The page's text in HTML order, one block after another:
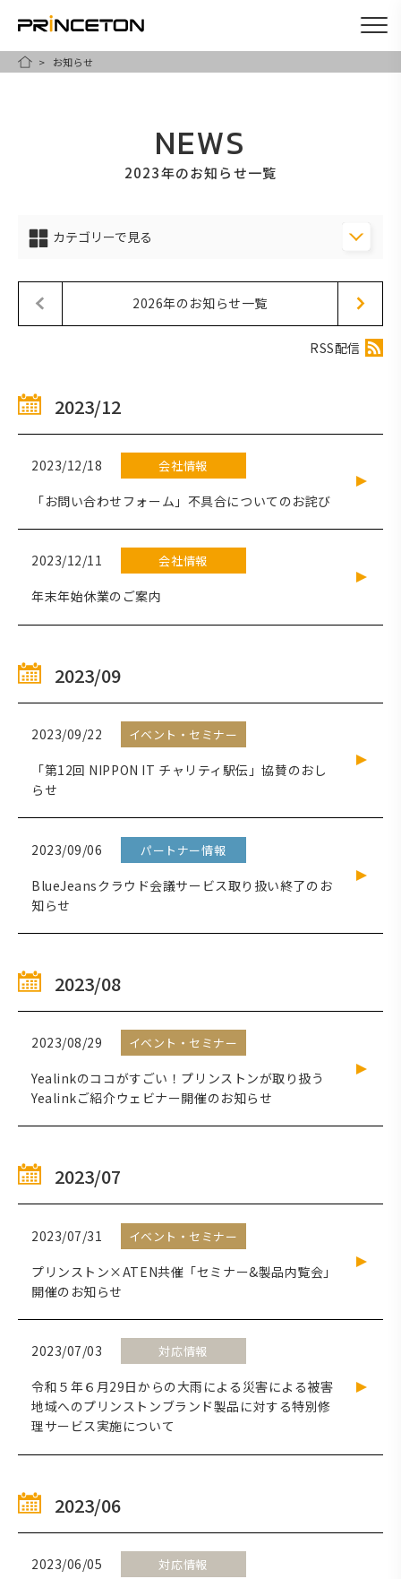
HOMEお知らせ
NEWS
2023年のお知らせ一覧
カテゴリーで見る
2026年のお知らせ一覧
RSS配信
2023/12
2023/12/18 会社情報
「お問い合わせフォーム」不具合についてのお詫び
2023/12/11 会社情報
年末年始休業のご案内
2023/09
2023/09/22 イベント・セミナー
「第12回 NIPPON IT チャリティ駅伝」協賛のおし
らせ
2023/09/06 パートナー情報
BlueJeansクラウド会議サービス取り扱い終了のお
知らせ
2023/08
2023/08/29 イベント・セミナー
Yealinkのココがすごい！プリンストンが取り扱う
Yealinkご紹介ウェビナー開催のお知らせ
2023/07
2023/07/31 イベント・セミナー
プリンストン×ATEN共催「セミナー&製品内覧会」
開催のお知らせ
2023/07/03 対応情報
令和５年６月29日からの大雨による災害による被害
地域へのプリンストンブランド製品に対する特別修
理サービス実施について
2023/06
2023/06/05 対応情報